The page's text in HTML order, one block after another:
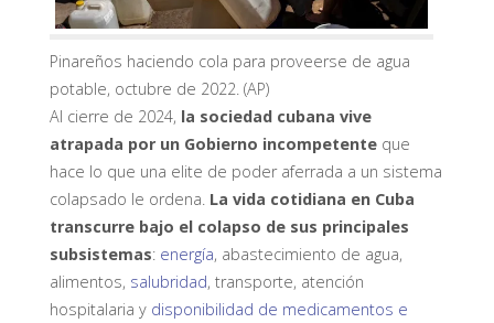
Pinareños haciendo cola para proveerse de agua
potable, octubre de 2022. (AP)
Al cierre de 2024, la sociedad cubana vive
atrapada por un Gobierno incompetenteque
hace lo que una elite de poder aferrada a un sistema
colapsado le ordena. La vida cotidiana en Cuba
transcurre bajo el colapso de sus principales
subsistemas: energía, abastecimiento de agua,
alimentos, salubridad, transporte, atención
hospitalaria y disponibilidad de medicamentos e